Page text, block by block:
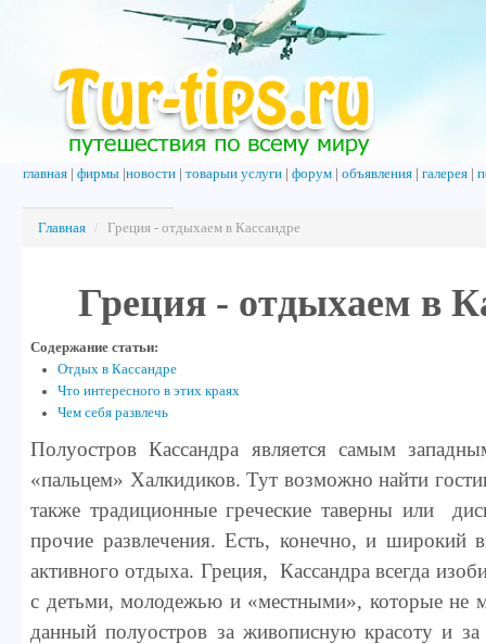
главная фирмы новости товарыи услуги форум объявления галерея
Главная / Греция - отдыхаем в Кассандре
Греция - отдыхаем в
Содержание статьи:
Отдых в Кассандре
Что интересного в этих краях
Чем себя развлечь
Полуостров Кассандра является самым
«пальцем» Халкидиков. Тут возможно найти
также традиционные греческие таверны или
прочие развлечения. Есть, конечно, и широкий
активного отдыха. Греция, Кассандра всегда
с детьми, молодежью и «местными», которые не
данный полуостров за живописную красоту и за